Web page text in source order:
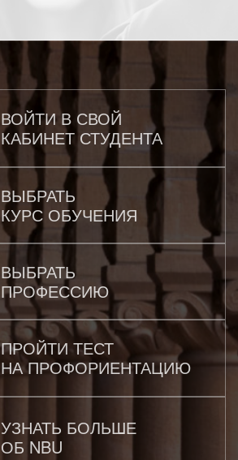
ВОЙТИ В СВОЙ
КАБИНЕТ СТУДЕНТА
ВЫБРАТЬ
КУРС ОБУЧЕНИЯ
ВЫБРАТЬ
ПРОФЕССИЮ
ПРОЙТИ ТЕСТ
НА ПРОФОРИЕНТАЦИЮ
УЗНАТЬ БОЛЬШЕ
ОБ NBU